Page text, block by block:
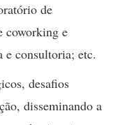
de
coworking e
e consultoria; etc.
desafios
disseminando a